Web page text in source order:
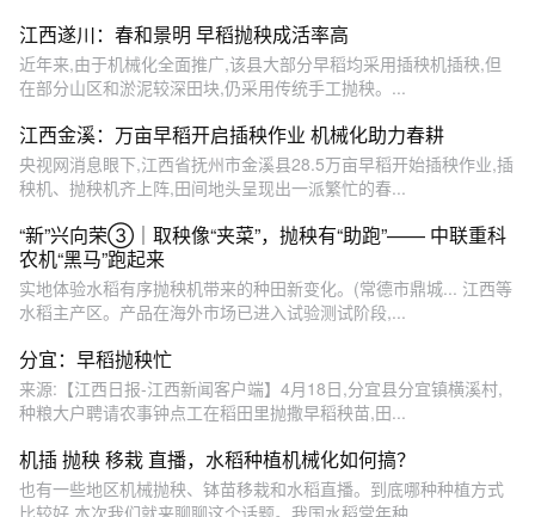
江西遂川：春和景明 早稻抛秧成活率高
近年来,由于机械化全面推广,该县大部分早稻均采用插秧机插秧,但
在部分山区和淤泥较深田块,仍采用传统手工抛秧。...
江西金溪：万亩早稻开启插秧作业 机械化助力春耕
央视网消息眼下,江西省抚州市金溪县28.5万亩早稻开始插秧作业,插
秧机、抛秧机齐上阵,田间地头呈现出一派繁忙的春...
“新”兴向荣③｜取秧像“夹菜”，抛秧有“助跑”—— 中联重科
农机“黑马”跑起来
实地体验水稻有序抛秧机带来的种田新变化。(常德市鼎城... 江西等
水稻主产区。产品在海外市场已进入试验测试阶段,...
分宜：早稻抛秧忙
来源:【江西日报-江西新闻客户端】4月18日,分宜县分宜镇横溪村,
种粮大户聘请农事钟点工在稻田里抛撒早稻秧苗,田...
机插 抛秧 移栽 直播，水稻种植机械化如何搞？
也有一些地区机械抛秧、钵苗移栽和水稻直播。到底哪种种植方式
比较好,本次我们就来聊聊这个话题。我国水稻常年种...